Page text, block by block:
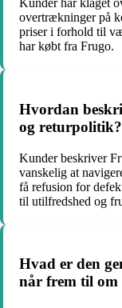
Kunder har klaget
overtrækninger på
priser i forhold til
har købt fra Frugo.
Hvordan
og returpolitik?
Kunder beskriver
vanskelig at
få refusion for
til utilfredshed og
Hvad er den
når frem til om